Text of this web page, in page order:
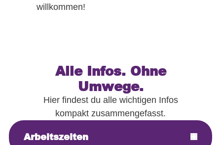
willkommen!
Alle Infos. Ohne
Umwege.
Hier findest du alle wichtigen Infos
kompakt zusammengefasst.
Arbeitszeiten